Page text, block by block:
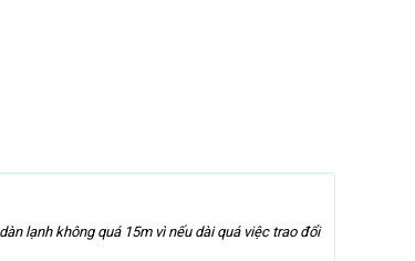
lạnh không quá 15m vì nếu dài quá việc trao đổi